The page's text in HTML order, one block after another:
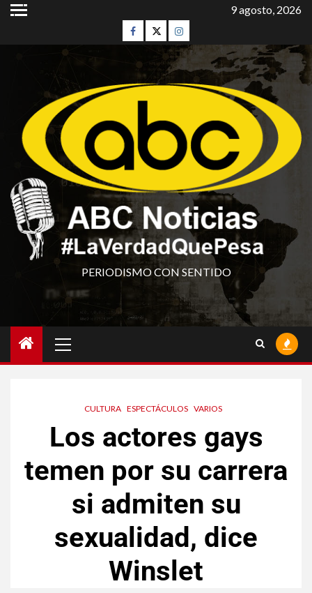
9 agosto, 2026
PERIODISMO CON SENTIDO
CULTURA ESPECTÁCULOS VARIOS
Los actores gays
temen por su carrera
si admiten su
sexualidad, dice
Winslet